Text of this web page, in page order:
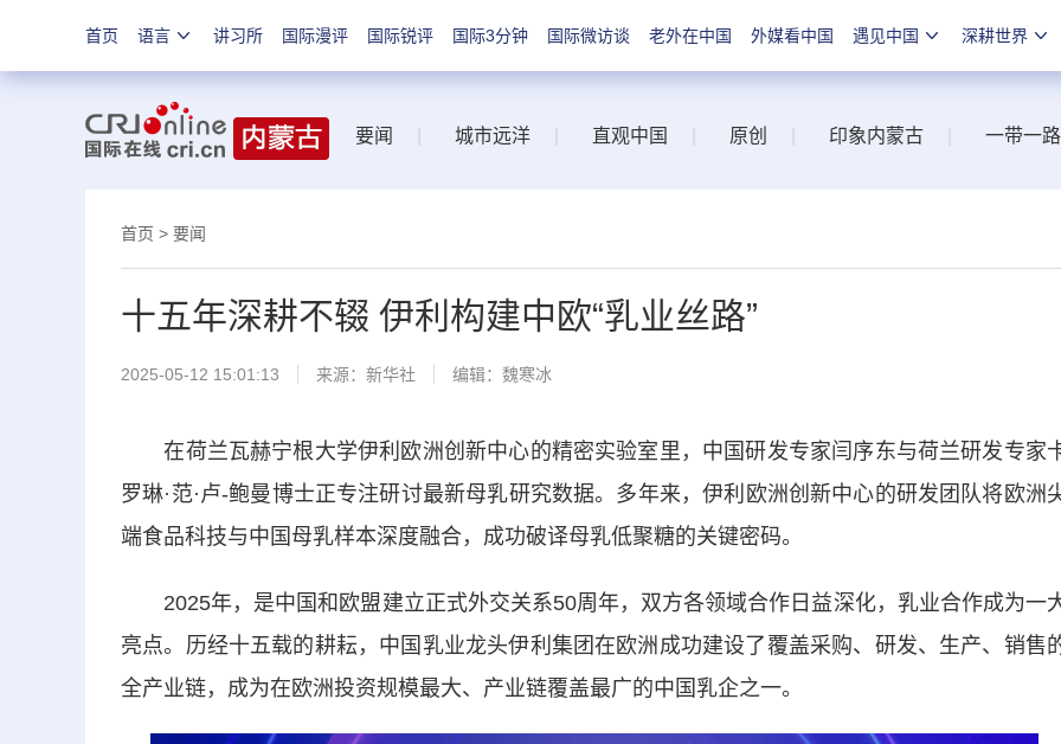
首页 语言 讲习所 国际漫评 国际锐评 国际3分钟 国际微访谈 老外在中国 外媒看中国 遇见中国 深耕世界
要闻 城市远洋 直观中国 原创 印象内蒙古 一带一路
首页 > 要闻
十五年深耕不辍 伊利构建中欧“乳业丝路”
2025-05-12 15:01:13 来源： 新华社 编辑：魏寒冰
在荷兰瓦赫宁根大学伊利欧洲创新中心的精密实验室里，中国研发专家闫序东与荷兰研发专家
罗琳·范·卢-鲍曼博士正专注研讨最新母乳研究数据。多年来，伊利欧洲创新中心的研发团队将欧洲
端食品科技与中国母乳样本深度融合，成功破译母乳低聚糖的关键密码。
2025年，是中国和欧盟建立正式外交关系50周年，双方各领域合作日益深化，乳业合作成为一
亮点。历经十五载的耕耘，中国乳业龙头伊利集团在欧洲成功建设了覆盖采购、研发、生产、销售
全产业链，成为在欧洲投资规模最大、产业链覆盖最广的中国乳企之一。